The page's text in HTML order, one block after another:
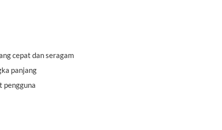
cepat dan seragam
panjang
pengguna